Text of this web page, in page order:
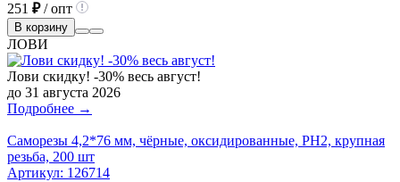
251 ₽/ опт
В корзину
ЛОВИ
Лови скидку! -30% весь август!
до 31 августа 2026
Подробнее →
Саморезы 4,2*76 мм, чёрные, оксидированные, РН2, крупная
резьба, 200 шт
Артикул: 126714